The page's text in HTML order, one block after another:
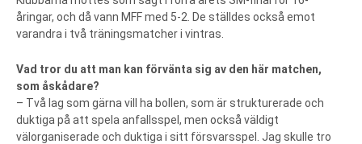
åringar, och då vann MFF med 5-2. De ställdes också emot
varandra i två träningsmatcher i vintras.
Vad tror du att man kan förvänta sig av den här matchen,
som åskådare?
– Två lag som gärna vill ha bollen, som är strukturerade och
duktiga på att spela anfallsspel, men också väldigt
välorganiserade och duktiga i sitt försvarsspel. Jag skulle tro